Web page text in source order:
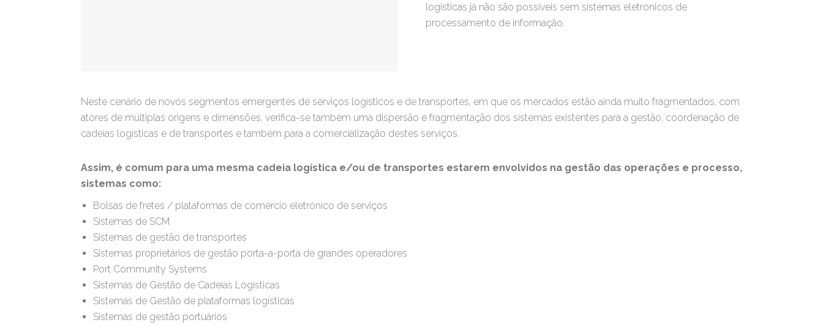
logísticas já não são possíveis sem sistemas eletrónicos de
processamento de informação.
Neste cenário de novos segmentos emergentes de serviços logísticos e de transportes, em que os mercados estão ainda muito fragmentados, com
atores de múltiplas origens e dimensões, verifica-se também uma dispersão e fragmentação dos sistemas existentes para a gestão, coordenação de
cadeias logísticas e de transportes e também para a comercialização destes serviços.
Assim, é comum para uma mesma cadeia logística e/ou de transportes estarem envolvidos na gestão das operações e processo,
sistemas como:
Bolsas de fretes / plataformas de comércio eletrónico de serviços
Sistemas de SCM
Sistemas de gestão de transportes
Sistemas proprietários de gestão porta-a-porta de grandes operadores
Port Community Systems
Sistemas de Gestão de Cadeias Logísticas
Sistemas de Gestão de plataformas logísticas
Sistemas de gestão portuários